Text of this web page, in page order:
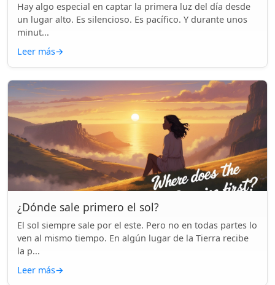
Hay algo especial en captar la primera luz del día desde
un lugar alto. Es silencioso. Es pacífico. Y durante unos
minut...
Leer más→
¿Dónde sale primero el sol?
El sol siempre sale por el este. Pero no en todas partes lo
ven al mismo tiempo. En algún lugar de la Tierra recibe
la p...
Leer más→